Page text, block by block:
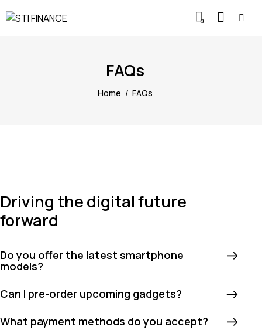
0
FAQs
Home FAQs
Driving the digital future
forward
Do you offer the latest smartphone
models?
Can I pre-order upcoming gadgets?
What payment methods do you accept?